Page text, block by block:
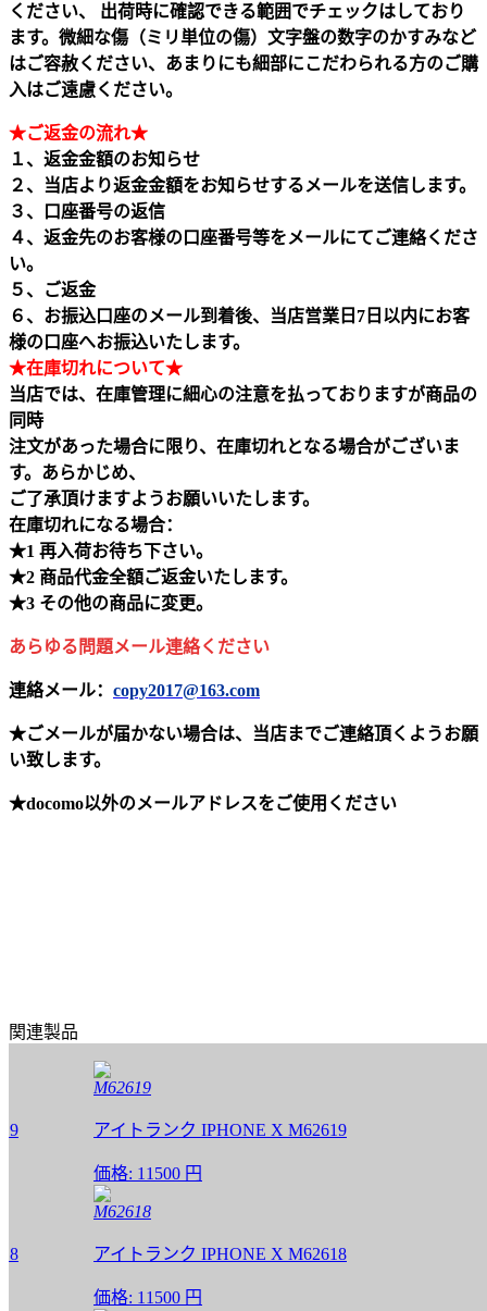
ください、 出荷時に確認できる範囲でチェックはしており
ます。微細な傷（ミリ単位の傷）文字盤の数字のかすみなど
はご容赦ください、あまりにも細部にこだわられる方のご購
入はご遠慮ください。
★ご返金の流れ★
１、返金金額のお知らせ
２、当店より返金金額をお知らせするメールを送信します。
３、口座番号の返信
４、返金先のお客様の口座番号等をメールにてご連絡くださ
い。
５、ご返金
６、お振込口座のメール到着後、当店営業日7日以内にお客
様の口座へお振込いたします。
★在庫切れについて★
当店では、在庫管理に細心の注意を払っておりますが商品の
同時
注文があった場合に限り、在庫切れとなる場合がございま
す。あらかじめ、
ご了承頂けますようお願いいたします。
在庫切れになる場合：
★1 再入荷お待ち下さい。
★2 商品代金全額ご返金いたします。
★3 その他の商品に変更。
あらゆる問題メール連絡ください
連絡メール： copy2017@163.com
★ごメールが届かない場合は、当店までご連絡頂くようお願
い致します。
★docomo以外のメールアドレスをご使用ください
関連製品
M62619
アイトランク IPHONE X M62619
価格:11500 円
M62618
アイトランク IPHONE X M62618
価格:11500 円